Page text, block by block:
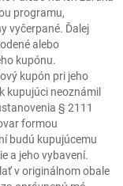
programu,
vyčerpané. Ďalej
alebo
kupónu.
kupón pri jeho
kupujúci neoznámil
§ 2111
formou
budú kupujúcemu
a jeho vybavení.
v originálnom obale